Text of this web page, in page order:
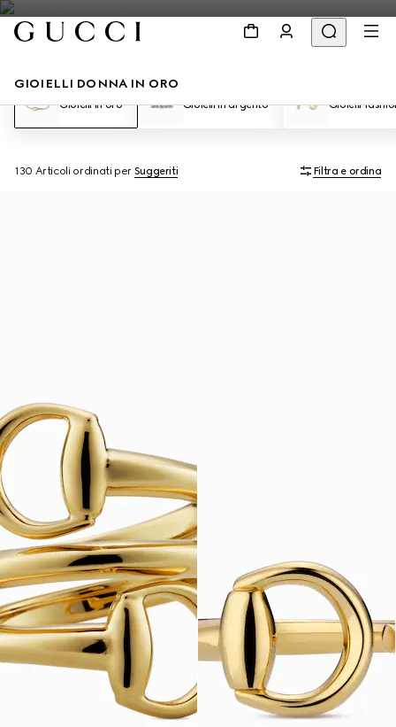
GIOIELLI DONNA IN ORO
Gioielli in oro Gioielli in argento Gioielli
130 Articoli ordinati per Suggeriti Filtra e ordina